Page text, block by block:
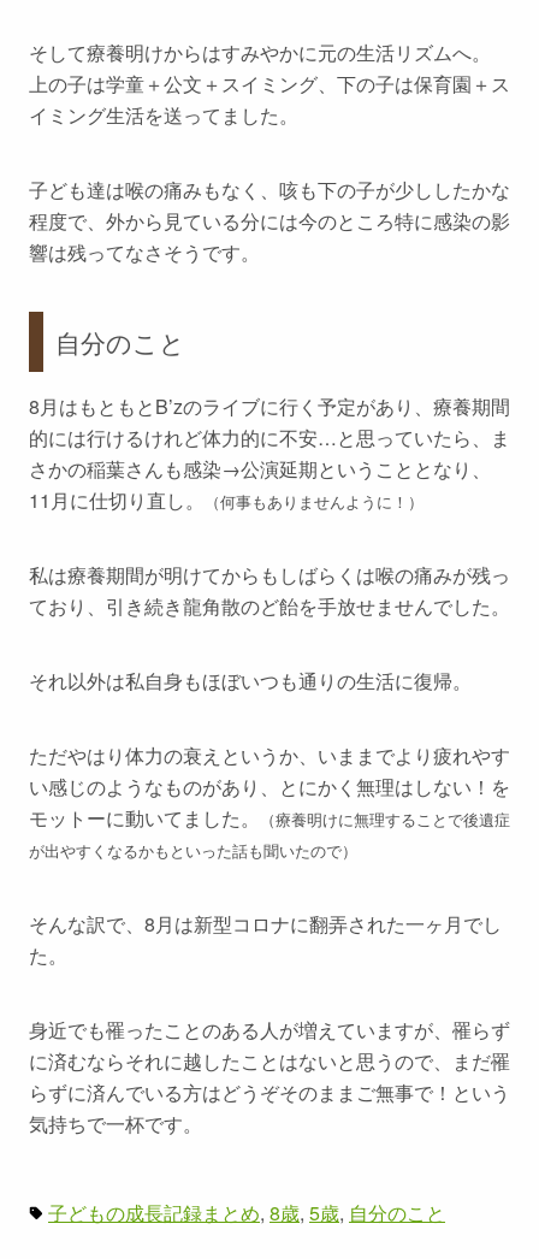
そして療養明けからはすみやかに元の生活リズムへ。
上の子は学童＋公文＋スイミング、下の子は保育園＋ス
イミング生活を送ってました。
子ども達は喉の痛みもなく、咳も下の子が少ししたかな
程度で、外から見ている分には今のところ特に感染の影
響は残ってなさそうです。
自分のこと
8月はもともとB’zのライブに行く予定があり、療養期間
的には行けるけれど体力的に不安…と思っていたら、ま
さかの稲葉さんも感染→公演延期ということとなり、
11月に仕切り直し。
（何事もありませんように！）
私は療養期間が明けてからもしばらくは喉の痛みが残っ
ており、引き続き龍角散のど飴を手放せませんでした。
それ以外は私自身もほぼいつも通りの生活に復帰。
ただやはり体力の衰えというか、いままでより疲れやす
い感じのようなものがあり、とにかく無理はしない！を
モットーに動いてました。
（療養明けに無理することで後遺症
が出やすくなるかもといった話も聞いたので）
そんな訳で、8月は新型コロナに翻弄された一ヶ月でし
た。
身近でも罹ったことのある人が増えていますが、罹らず
に済むならそれに越したことはないと思うので、まだ罹
らずに済んでいる方はどうぞそのままご無事で！という
気持ちで一杯です。
子どもの成長記録まとめ 8歳 5歳 自分のこと